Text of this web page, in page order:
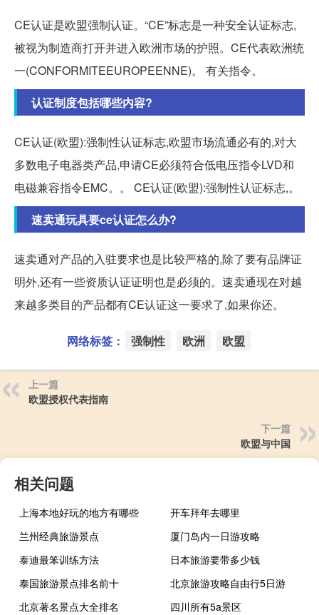
CE认证是欧盟强制认证。“CE”标志是一种安全认证标志,
被视为制造商打开并进入欧洲市场的护照。CE代表欧洲统
一(CONFORMITEEUROPEENNE)。 有关指令。
认证制度包括哪些内容?
CE认证(欧盟):强制性认证标志,欧盟市场流通必有的,对大
多数电子电器类产品,申请CE必须符合低电压指令LVD和
电磁兼容指令EMC。。 CE认证(欧盟):强制性认证标志,。
速卖通玩具要ce认证怎么办?
速卖通对产品的入驻要求也是比较严格的,除了要有品牌证
明外,还有一些资质认证证明也是必须的。速卖通现在对越
来越多类目的产品都有CE认证这一要求了,如果你还。
网络标签： 强制性 欧洲 欧盟
上一篇
欧盟授权代表指南
下一篇
欧盟与中国
相关问题
上海本地好玩的地方有哪些
开车拜年去哪里
兰州经典旅游景点
厦门岛内一日游攻略
泰迪最笨训练方法
日本旅游要带多少钱
泰国旅游景点排名前十
北京旅游攻略自由行5日游
北京著名景点大全排名
四川所有5a景区